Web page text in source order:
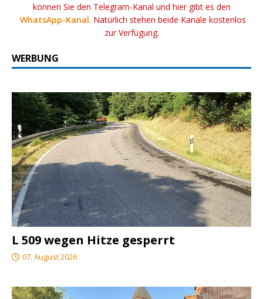
können Sie den Telegram-Kanal und hier gibt es den
WhatsApp-Kanal. Natürlich stehen beide Kanäle kostenlos
zur Verfügung.
WERBUNG
L 509 wegen Hitze gesperrt
07. August 2026